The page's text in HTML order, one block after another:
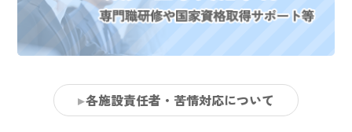
各施設責任者・苦情対応について